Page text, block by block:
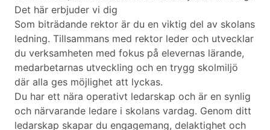
Det här erbjuder vi dig
Som biträdande rektor är du en viktig del av skolans
ledning. Tillsammans med rektor leder och utvecklar
du verksamheten med fokus på elevernas lärande,
medarbetarnas utveckling och en trygg skolmiljö
där alla ges möjlighet att lyckas.
Du har ett nära operativt ledarskap och är en synlig
och närvarande ledare i skolans vardag. Genom ditt
ledarskap skapar du engagemang, delaktighet och